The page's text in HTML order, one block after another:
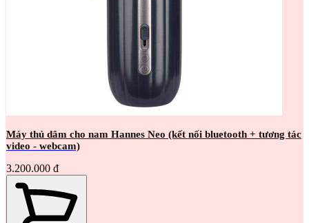
Máy thủ dâm cho nam Hannes Neo (kết nối bluetooth + tương tác
video - webcam)
3.200.000 đ